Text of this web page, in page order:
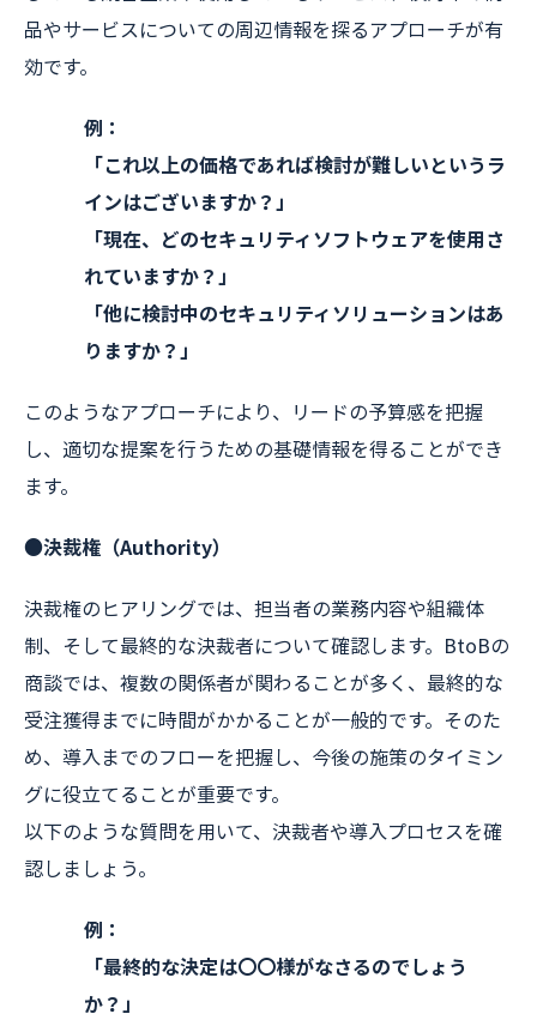
品やサービスについての周辺情報を探るアプローチが有
効です。
例：
「これ以上の価格であれば検討が難しいというラ
インはございますか？」
「現在、どのセキュリティソフトウェアを使用さ
れていますか？」
「他に検討中のセキュリティソリューションはあ
りますか？」
このようなアプローチにより、リードの予算感を把握
し、適切な提案を行うための基礎情報を得ることができ
ます。
●決裁権（Authority）
決裁権のヒアリングでは、担当者の業務内容や組織体
制、そして最終的な決裁者について確認します。BtoBの
商談では、複数の関係者が関わることが多く、最終的な
受注獲得までに時間がかかることが一般的です。そのた
め、導入までのフローを把握し、今後の施策のタイミン
グに役立てることが重要です。
以下のような質問を用いて、決裁者や導入プロセスを確
認しましょう。
例：
「最終的な決定は〇〇様がなさるのでしょう
か？」